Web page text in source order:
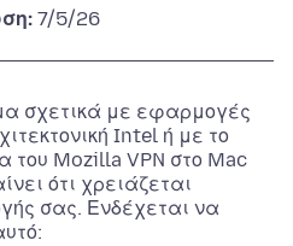
7/5/26
σχετικά με εφαρμογές
Intel ή με το
του Mozilla VPN στο Mac
ότι χρειάζεται
σας. Ενδέχεται να